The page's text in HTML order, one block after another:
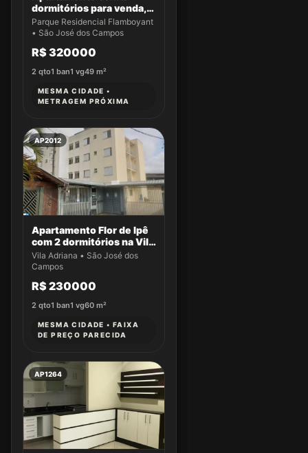
dormitórios para venda,
49 m² por R$ 320.000,00
- Parque Residencial
dos Campos/SP
Parque Residencial Flamboyant
• São José dos Campos
R$ 320000
2 qto1 ban1 vg49 m²
MESMA CIDADE •
METRAGEM PRÓXIMA
AP2012
Apartamento Flor de Ipê
com 2 dormitórios na Vila
Adriana
Vila Adriana • São José dos
Campos
R$ 230000
2 qto1 ban1 vg60 m²
MESMA CIDADE • FAIXA
DE PREÇO PARECIDA
AP1264